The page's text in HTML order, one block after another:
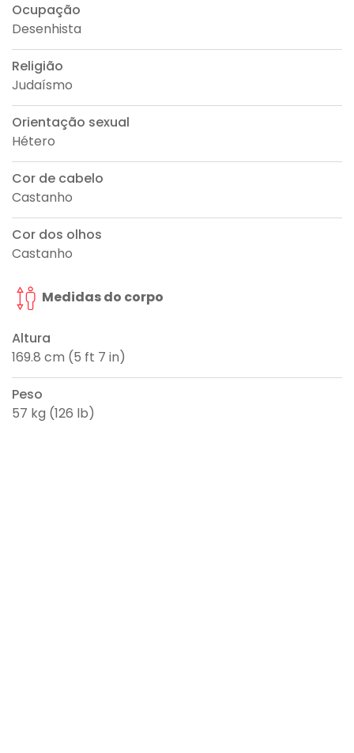
Ocupação
Desenhista
Religião
Judaísmo
Orientação sexual
Hétero
Cor de cabelo
Castanho
Cor dos olhos
Castanho
Medidas do corpo
Altura
169.8 cm (5 ft 7 in)
Peso
57 kg (126 lb)